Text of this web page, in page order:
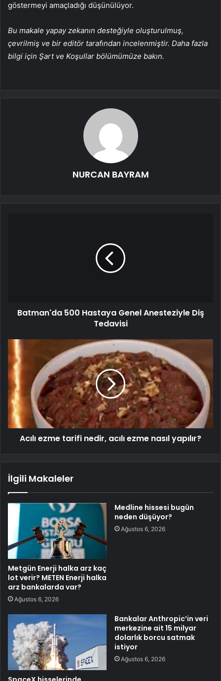
göstermeyi amaçladığı düşünülüyor.
Bu makale yapay zekanın desteğiyle oluşturulmuş,
çevrilmiş ve bir editör tarafından incelenmiştir. Daha fazla
bilgi için Şart ve Koşullar bölümümüze bakın.
NURCAN BAYRAM
Batman'da 500 Hastaya Genel Anesteziyle Diş
Tedavisi
Acılı ezme tarifi nedir, acılı ezme nasıl yapılır?
İlgili Makaleler
Metgün Enerji halka arz kaç
lot verir? METEN Enerji halka
arz bankalarda var?
Ağustos 6, 2026
Medline hissesi bugün
neden düşüyor?
Ağustos 6, 2026
Bankalar Anthropic’in veri
merkezine ait 15 milyar
dolarlık borcu satmak
istiyor
Ağustos 6, 2026